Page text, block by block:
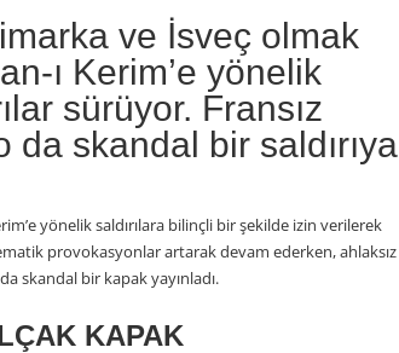
ve İsveç olmak
ı Kerim’e yönelik
sürüyor. Fransız
skandal bir saldırıya
yönelik saldırılara bilinçli bir şekilde izin verilerek
provokasyonlar artarak devam ederken, ahlaksız
skandal bir kapak yayınladı.
KAPAK